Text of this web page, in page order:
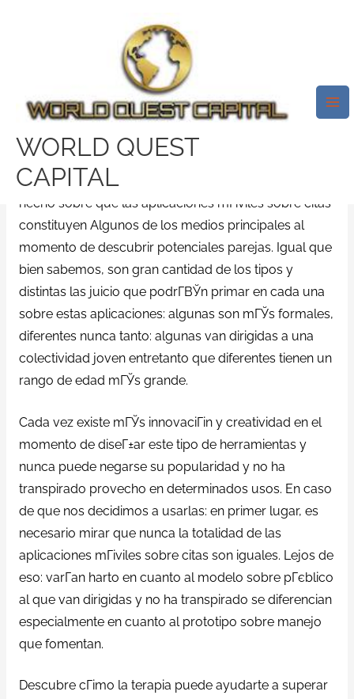
WORLD QUEST
CAPITAL
Amor DesplazГЎndolo Hacia El
Pelo Aplicaciones: CГіmo
Sortear Los ObstГЎculos
Cada ocasiГіn estamos mГЎs familiarizados con el
hecho sobre que las aplicaciones mГіviles sobre citas
constituyen Algunos de los medios principales al
momento de descubrir potenciales parejas. Igual que
bien sabemos, son gran cantidad de los tipos y
distintas las juicio que podrГ­ВЎn primar en cada una
sobre estas aplicaciones: algunas son mГЎs formales,
diferentes nunca tanto: algunas van dirigidas a una
colectividad joven entretanto que diferentes tienen un
rango de edad mГЎs grande.
Cada vez existe mГЎs innovaciГіn y creatividad en el
momento de diseГ±ar este tipo de herramientas y
nunca puede negarse su popularidad y no ha
transpirado provecho en determinados usos. En caso
de que nos decidimos a usarlas: en primer lugar, es
necesario mirar que nunca la totalidad de las
aplicaciones mГіviles sobre citas son iguales. Lejos de
eso: varГ­an harto en cuanto al modelo sobre pГєblico
al que van dirigidas y no ha transpirado se diferencian
especialmente en cuanto al prototipo sobre manejo
que fomentan.
Descubre cГіmo la terapia puede ayudarte a superar